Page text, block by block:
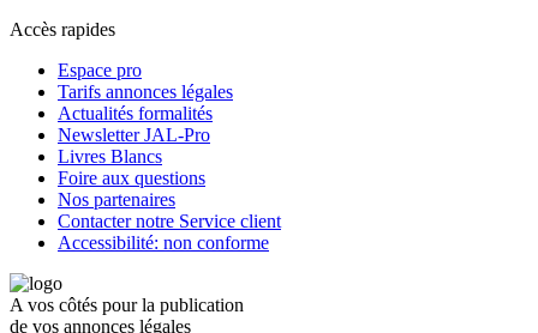
Accès rapides
Espace pro
Tarifs annonces légales
Actualités formalités
Newsletter JAL-Pro
Livres Blancs
Foire aux questions
Nos partenaires
Contacter notre Service client
Accessibilité: non conforme
A vos côtés pour la publication
de vos annonces légales